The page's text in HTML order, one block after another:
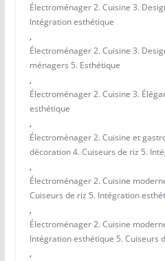
Électroménager 2. Cuisine 3.
Intégration esthétique
,
Électroménager 2. Cuisine 3.
ménagers 5. Esthétique
,
Électroménager 2. Cuisine 3.
esthétique
,
Électroménager 2. Cuisine et
décoration 4. Cuiseurs de riz 5.
,
Électroménager 2. Cuisine
Cuiseurs de riz 5. Intégration
,
Électroménager 2. Cuisine
Intégration esthétique 5. Cuiseurs
,